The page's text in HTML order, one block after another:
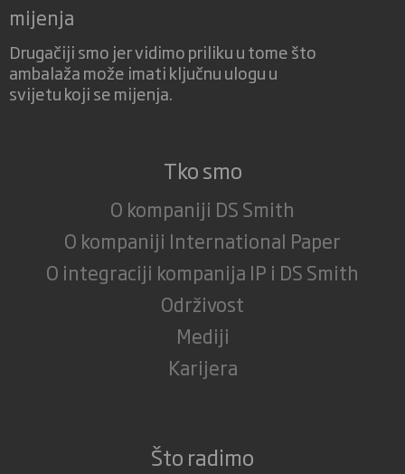
mijenja
Drugačiji smo jer vidimo priliku u tome što
ambalaža može imati ključnu ulogu u
svijetu koji se mijenja.
Tko smo
O kompaniji DS Smith
O kompaniji International Paper
O integraciji kompanija IP i DS Smith
Održivost
Mediji
Karijera
Što radimo